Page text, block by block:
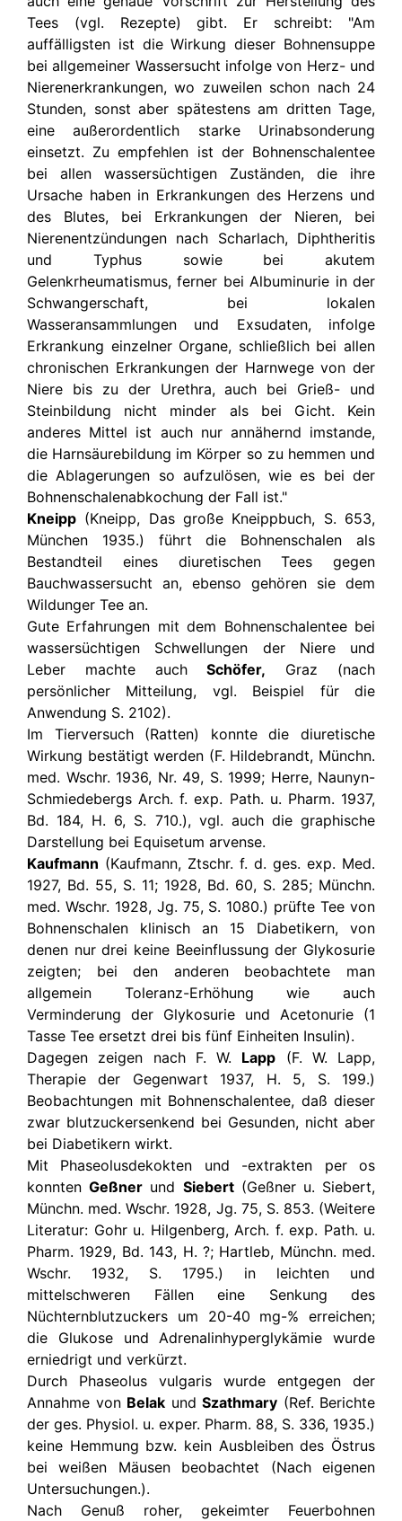
Tees (vgl. Rezepte) gibt. Er schreibt: "Am
auffälligsten ist die Wirkung dieser Bohnensuppe
bei allgemeiner Wassersucht infolge von Herz- und
Nierenerkrankungen, wo zuweilen schon nach 24
Stunden, sonst aber spätestens am dritten Tage,
eine außerordentlich starke Urinabsonderung
einsetzt. Zu empfehlen ist der Bohnenschalentee
bei allen wassersüchtigen Zuständen, die ihre
Ursache haben in Erkrankungen des Herzens und
des Blutes, bei Erkrankungen der Nieren, bei
Nierenentzündungen nach Scharlach, Diphtheritis
und Typhus sowie bei akutem
Gelenkrheumatismus, ferner bei Albuminurie in der
Schwangerschaft, bei lokalen
Wasseransammlungen und Exsudaten, infolge
Erkrankung einzelner Organe, schließlich bei allen
chronischen Erkrankungen der Harnwege von der
Niere bis zu der Urethra, auch bei Grieß- und
Steinbildung nicht minder als bei Gicht. Kein
anderes Mittel ist auch nur annähernd imstande,
die Harnsäurebildung im Körper so zu hemmen und
die Ablagerungen so aufzulösen, wie es bei der
Bohnenschalenabkochung der Fall ist."
Kneipp (Kneipp, Das große Kneippbuch, S. 653,
München 1935.) führt die Bohnenschalen als
Bestandteil eines diuretischen Tees gegen
Bauchwassersucht an, ebenso gehören sie dem
Wildunger Tee an.
Gute Erfahrungen mit dem Bohnenschalentee bei
wassersüchtigen Schwellungen der Niere und
Leber machte auchSchöfer, Graz (nach
persönlicher Mitteilung, vgl. Beispiel für die
Anwendung S. 2102).
Im Tierversuch (Ratten) konnte die diuretische
Wirkung bestätigt werden (F. Hildebrandt, Münchn.
med. Wschr. 1936, Nr. 49, S. 1999; Herre, Naunyn-
Schmiedebergs Arch. f. exp. Path. u. Pharm. 1937,
Bd. 184, H. 6, S. 710.), vgl. auch die graphische
Darstellung bei Equisetum arvense.
Kaufmann (Kaufmann, Ztschr. f. d. ges. exp. Med.
1927, Bd. 55, S. 11; 1928, Bd. 60, S. 285; Münchn.
med. Wschr. 1928, Jg. 75, S. 1080.) prüfte Tee von
Bohnenschalen klinisch an 15 Diabetikern, von
denen nur drei keine Beeinflussung der Glykosurie
zeigten; bei den anderen beobachtete man
allgemein Toleranz-Erhöhung wie auch
Verminderung der Glykosurie und Acetonurie (1
Tasse Tee ersetzt drei bis fünf Einheiten Insulin).
Dagegen zeigen nach F. W. Lapp (F. W. Lapp,
Therapie der Gegenwart 1937, H. 5, S. 199.)
Beobachtungen mit Bohnenschalentee, daß dieser
zwar blutzuckersenkend bei Gesunden, nicht aber
bei Diabetikern wirkt.
Mit Phaseolusdekokten und -extrakten per os
konntenGeßner und Siebert(Geßner u. Siebert,
Münchn. med. Wschr. 1928, Jg. 75, S. 853. (Weitere
Literatur: Gohr u. Hilgenberg, Arch. f. exp. Path. u.
Pharm. 1929, Bd. 143, H. ?; Hartleb, Münchn. med.
Wschr. 1932, S. 1795.) in leichten und
mittelschweren Fällen eine Senkung des
Nüchternblutzuckers um 20-40 mg-% erreichen;
die Glukose und Adrenalinhyperglykämie wurde
erniedrigt und verkürzt.
Durch Phaseolus vulgaris wurde entgegen der
Annahme von Belak und Szathmary (Ref. Berichte
der ges. Physiol. u. exper. Pharm. 88, S. 336, 1935.)
keine Hemmung bzw. kein Ausbleiben des Östrus
bei weißen Mäusen beobachtet (Nach eigenen
Untersuchungen.).
Nach Genuß roher, gekeimter Feuerbohnen